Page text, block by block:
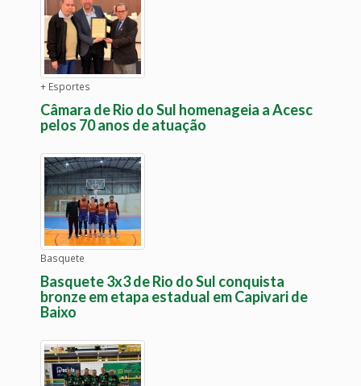
+ Esportes
Câmara de Rio do Sul homenageia a Acesc
pelos 70 anos de atuação
Basquete
Basquete 3x3 de Rio do Sul conquista
bronze em etapa estadual em Capivari de
Baixo